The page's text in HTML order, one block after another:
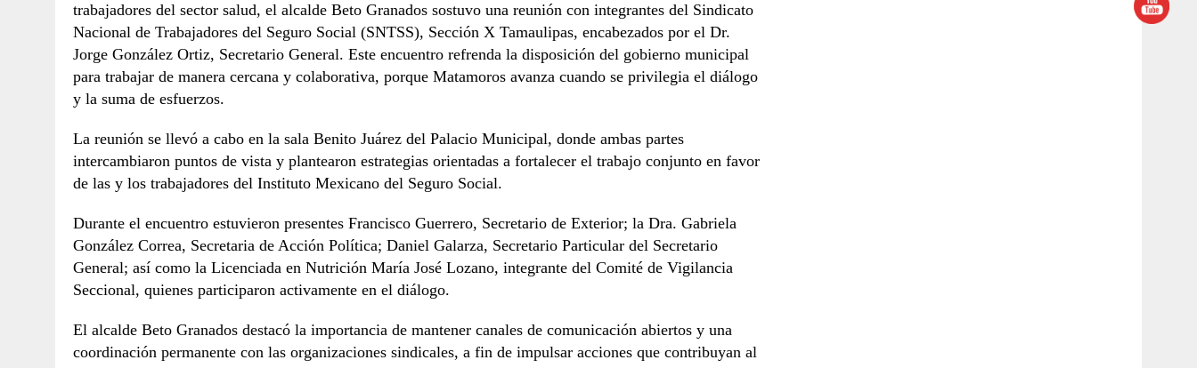
trabajadores del sector salud, el alcalde Beto Granados sostuvo una reunión con integrantes del Sindicato
Nacional de Trabajadores del Seguro Social (SNTSS), Sección X Tamaulipas, encabezados por el Dr.
Jorge González Ortiz, Secretario General. Este encuentro refrenda la disposición del gobierno municipal
para trabajar de manera cercana y colaborativa, porque Matamoros avanza cuando se privilegia el diálogo
y la suma de esfuerzos.
La reunión se llevó a cabo en la sala Benito Juárez del Palacio Municipal, donde ambas partes
intercambiaron puntos de vista y plantearon estrategias orientadas a fortalecer el trabajo conjunto en favor
de las y los trabajadores del Instituto Mexicano del Seguro Social.
Durante el encuentro estuvieron presentes Francisco Guerrero, Secretario de Exterior; la Dra. Gabriela
González Correa, Secretaria de Acción Política; Daniel Galarza, Secretario Particular del Secretario
General; así como la Licenciada en Nutrición María José Lozano, integrante del Comité de Vigilancia
Seccional, quienes participaron activamente en el diálogo.
El alcalde Beto Granados destacó la importancia de mantener canales de comunicación abiertos y una
coordinación permanente con las organizaciones sindicales, a fin de impulsar acciones que contribuyan al